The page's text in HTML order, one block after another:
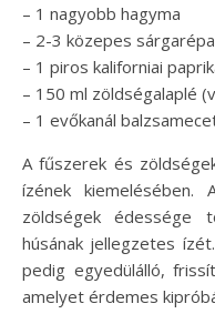
– 1 nagyobb hagyma
– 2-3 közepes sárgarépa
– 1 piros kaliforniai
– 150 ml zöldségalaplé
– 1 evőkanál
A fűszerek és
ízének
zöldségek édessége
húsának jellegzetes
pedig egyedülálló,
amelyet érdemes